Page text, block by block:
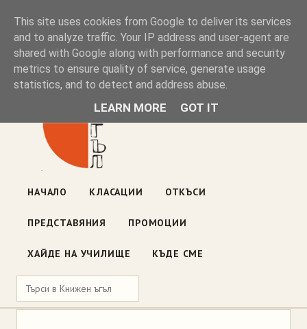
Книжен ъгъл
Блог на книжарницата — класации, откъси, нови книги
ул. „Оборище" 117, София· пон–пет 10:00–19:00 ·
НАЧАЛО КЛАСАЦИИ ОТКЪСИ
ПРЕДСТАВЯНИЯ ПРОМОЦИИ
ХАЙДЕ НА УЧИЛИЩЕ КЪДЕ СМЕ
This site uses cookies from Google to deliver its services
and to analyze traffic. Your IP address and user-agent are
shared with Google along with performance and security
metrics to ensure quality of service, generate usage
statistics, and to detect and address abuse.
LEARN MORE GOT IT